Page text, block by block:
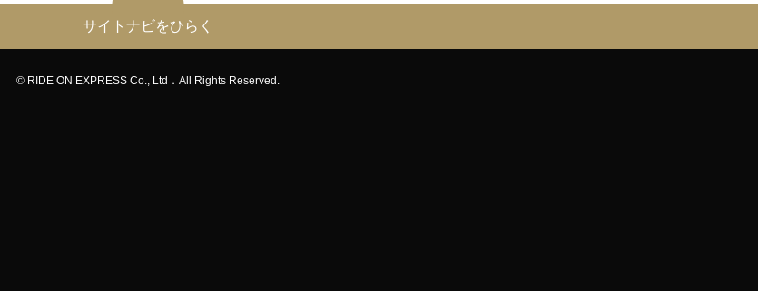
サイトナビをひらく
© RIDE ON EXPRESS Co., Ltd．All Rights Reserved.